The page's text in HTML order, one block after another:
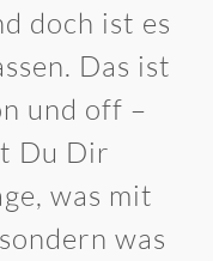
doch ist es
Das ist
und off –
Du Dir
was mit
sondern was